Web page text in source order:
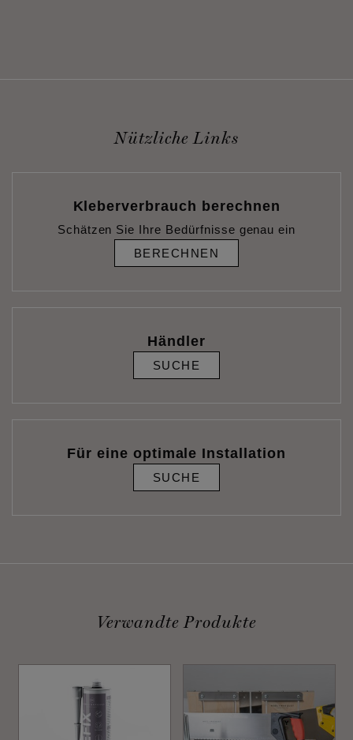
Nützliche Links
Kleberverbrauch berechnen
Schätzen Sie Ihre Bedürfnisse genau ein
BERECHNEN
Händler
SUCHE
Für eine optimale Installation
SUCHE
Verwandte Produkte